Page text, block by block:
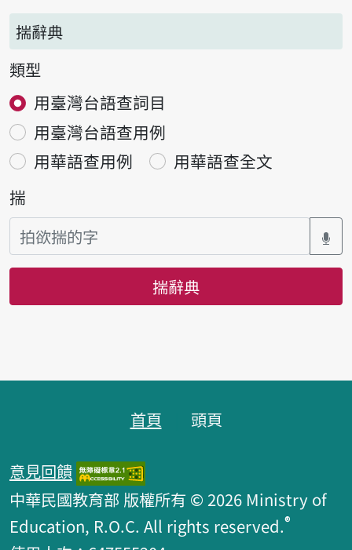
揣辭典
類型
用臺灣台語查詞目
用臺灣台語查用例
用華語查用例
用華語查全文
揣
揣辭典
首頁 頭頁
意見回饋
中華民國教育部 版權所有 © 2026 Ministry of
Education, R.O.C. All rights reserved.®